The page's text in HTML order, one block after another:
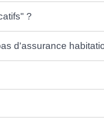
?
d'assurance